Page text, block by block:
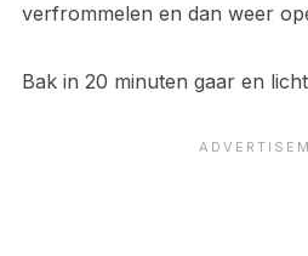
verfrommelen en dan weer
Bak in 20 minuten gaar en